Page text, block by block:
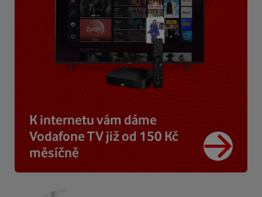
K internetu vám dáme
Vodafone TV již od 150 Kč
měsíčně